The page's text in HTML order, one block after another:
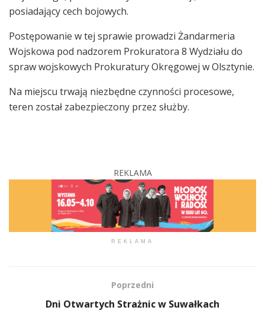
posiadający cech bojowych.
Postępowanie w tej sprawie prowadzi Żandarmeria
Wojskowa pod nadzorem Prokuratora 8 Wydziału do
spraw wojskowych Prokuratury Okręgowej w Olsztynie.
Na miejscu trwają niezbędne czynności procesowe,
teren został zabezpieczony przez służby.
REKLAMA
REKLAMA
Poprzedni
Dni Otwartych Strażnic w Suwałkach